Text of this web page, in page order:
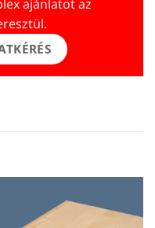
ajánlatot az